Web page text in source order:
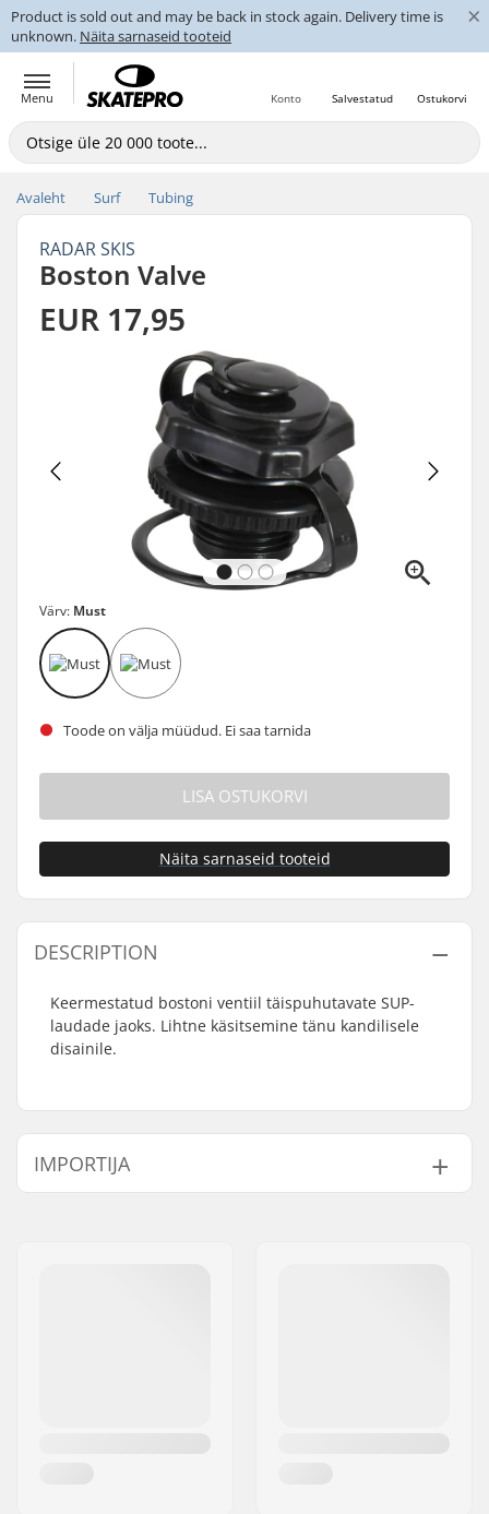
Product is sold out and may be back in stock again. Delivery time is
unknown. Näita sarnaseid tooteid
×
Menu Ostukorvi
Salvestatud
Konto
Avaleht Surf Tubing
RADAR SKIS
Boston Valve
EUR 17,95
Värv: Must
Toode on välja müüdud. Ei saa tarnida
LISA OSTUKORVI
Näita sarnaseid tooteid
DESCRIPTION
Keermestatud bostoni ventiil täispuhutavate SUP-
laudade jaoks. Lihtne käsitsemine tänu kandilisele
disainile.
IMPORTIJA